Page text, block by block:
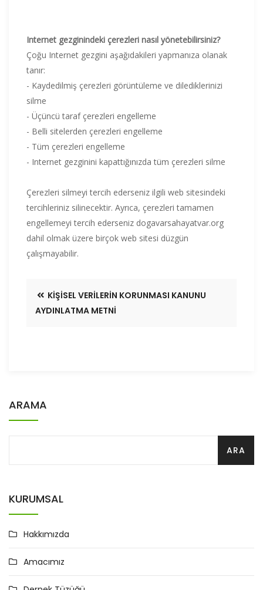
Internet gezginindeki çerezleri nasıl yönetebilirsiniz?
Çoğu Internet gezgini aşağıdakileri yapmanıza olanak
tanır:
- Kaydedilmiş çerezleri görüntüleme ve dilediklerinizi
silme
- Üçüncü taraf çerezleri engelleme
- Belli sitelerden çerezleri engelleme
- Tüm çerezleri engelleme
- Internet gezginini kapattığınızda tüm çerezleri silme
Çerezleri silmeyi tercih ederseniz ilgili web sitesindeki
tercihleriniz silinecektir. Ayrıca, çerezleri tamamen
engellemeyi tercih ederseniz dogavarsahayatvar.org
dahil olmak üzere birçok web sitesi düzgün
çalışmayabilir.
KIŞISEL VERILERIN KORUNMASI KANUNU
AYDINLATMA METNI
ARAMA
KURUMSAL
Hakkımızda
Amacımız